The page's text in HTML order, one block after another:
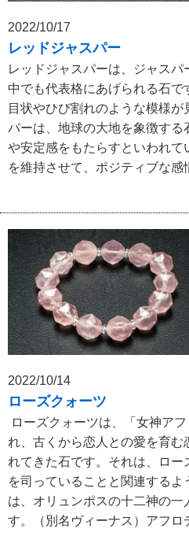
2022/10/17
レッドジャスパー
レッドジャスパーは、ジャス
中でも代表格にあげられる石で
目状やひび割れのような模様
パーは、地球の大地を象徴す
や安定感をもたらすといわれて
を維持させて、ポジティブな
2022/10/14
ローズクォーツ
ローズクォーツは、「女神ア
れ、古くから恋人との愛を育む
れてきた石です。それは、ロー
を司っていることと関連するよ
は、オリュンポスの十二神の
す。（別名ヴィーナス）アフ